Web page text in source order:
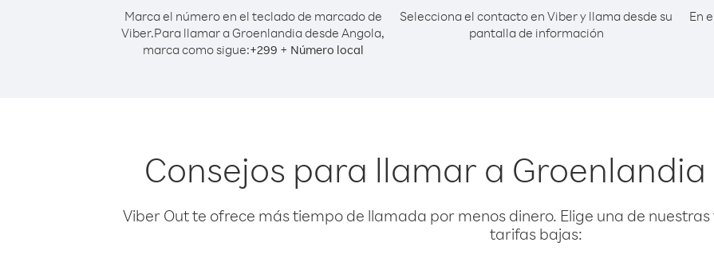
Marca el número en el teclado de marcado de
Viber.Para llamar a Groenlandia desde Angola,
marca como sigue:+299 + Número local
Selecciona el contacto en Viber y llama desde su
pantalla de información
En
Consejos para llamar a
Viber Out te ofrece más tiempo de llamada por menos dinero. Elige una de
tarifas bajas: